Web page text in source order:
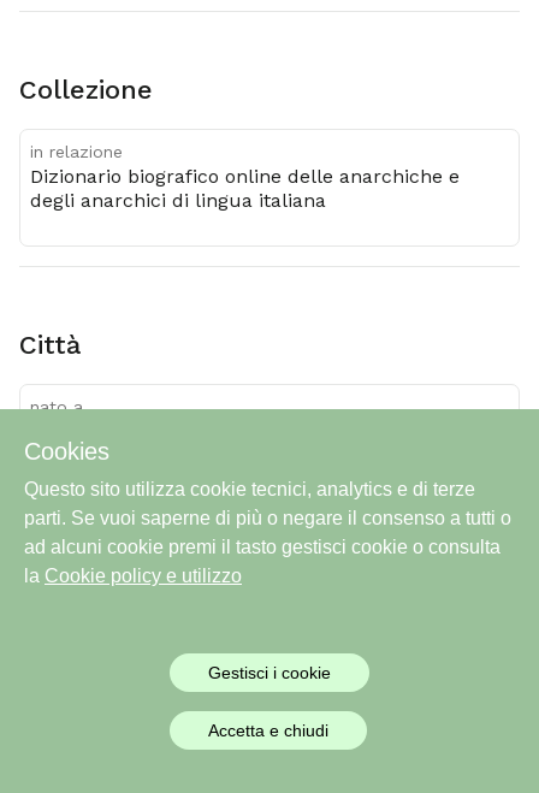
Collezione
in relazione
Dizionario biografico online delle anarchiche e
degli anarchici di lingua italiana
città
nato a
Cookies
Questo sito utilizza cookie tecnici, analytics e di terze
parti. Se vuoi saperne di più o negare il consenso a tutti o
ad alcuni cookie premi il tasto gestisci cookie o consulta
la Cookie policy e utilizzo
Gestisci i cookie
Accetta e chiudi